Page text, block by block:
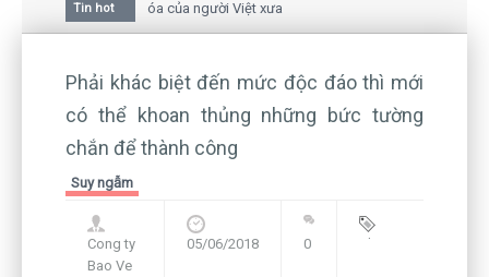
Tin hot
mai trong văn hóa của người Việt xưa
bức thư gửi mẹ của người... tử tù và của CEO
Phải khác biệt đến mức độc đáo thì mới
có thể khoan thủng những bức tường
chắn để thành công
Suy ngẫm
Cong ty
Bao Ve
05/06/2018 0 Blog